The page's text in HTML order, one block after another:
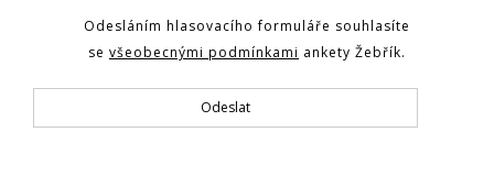
Odesláním hlasovacího formuláře souhlasíte
se všeobecnými podmínkami ankety Žebřík.